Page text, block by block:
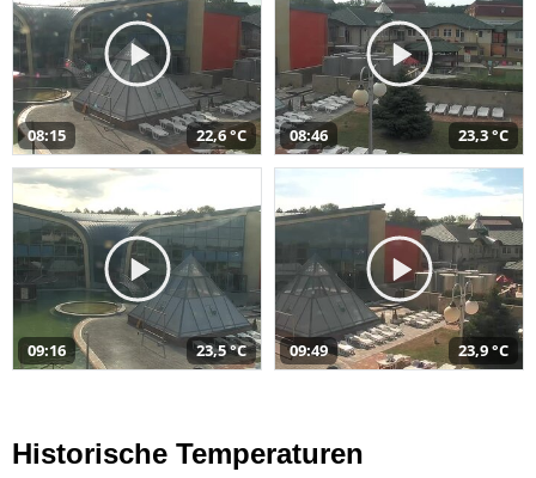
08:15 22,6 °C 08:46 23,3 °C
09:16 23,5 °C 09:49 23,9 °C
Historische Temperaturen